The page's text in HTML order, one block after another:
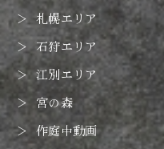
札幌エリア
石狩エリア
江別エリア
宮の森
作庭中動画